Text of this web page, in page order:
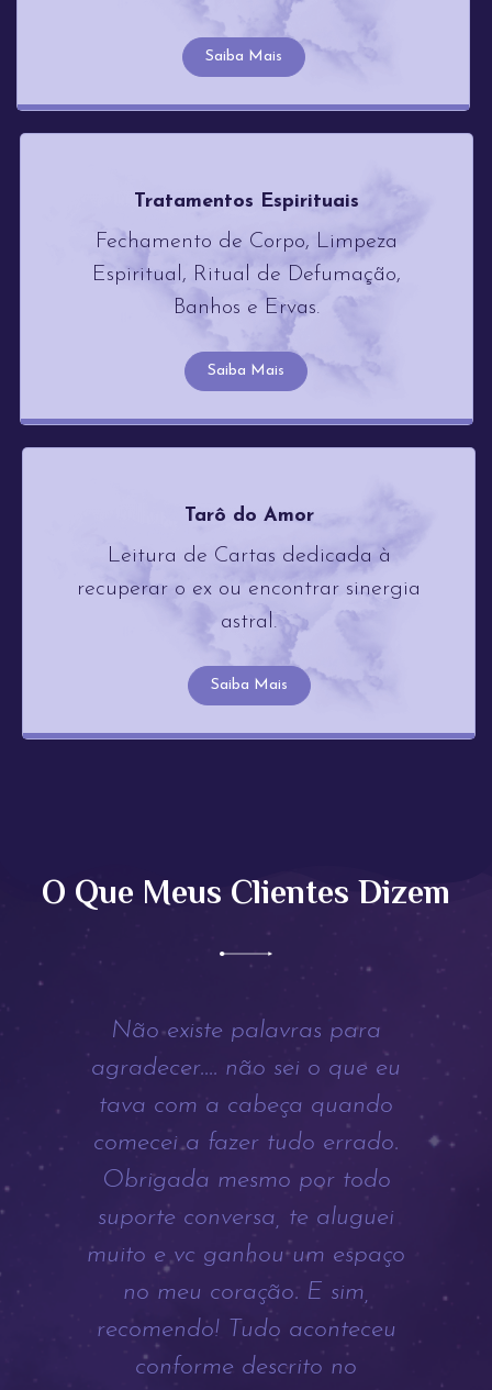
Saiba Mais
Tratamentos Espirituais
Fechamento de Corpo, Limpeza
Espiritual, Ritual de Defumação,
Banhos e Ervas.
Saiba Mais
Tarô do Amor
Leitura de Cartas dedicada à
recuperar o ex ou encontrar sinergia
astral.
Saiba Mais
O Que Meus Clientes Dizem
Não existe palavras para
agradecer.... não sei o que eu
tava com a cabeça quando
comecei a fazer tudo errado.
Obrigada mesmo por todo
suporte conversa, te aluguei
muito e vc ganhou um espaço
no meu coração. E sim,
recomendo! Tudo aconteceu
conforme descrito no